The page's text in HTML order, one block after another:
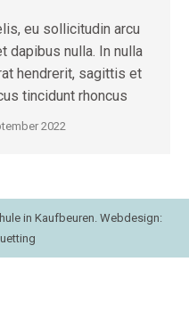
eu sollicitudin arcu
dapibus nulla. In nulla
hendrerit, sagittis et
tincidunt rhoncus
2022
in Kaufbeuren. Webdesign: